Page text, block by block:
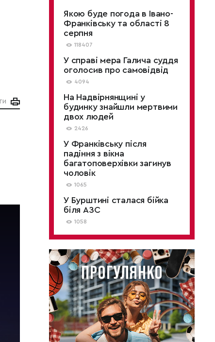
Якою буде погода в Івано-
Франківську та області 8
серпня
118407
У справі мера Галича суддя
оголосив про самовідвід
4094
На Надвірнянщині у
будинку знайшли мертвими
двох людей
2426
У Франківську після
падіння з вікна
багатоповерхівки загинув
чоловік
1065
У Бурштині сталася бійка
біля АЗС
1058